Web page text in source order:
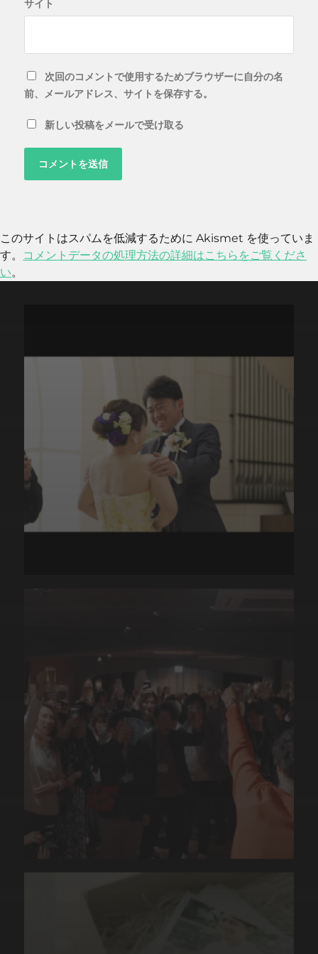
サイト
次回のコメントで使用するためブラウザーに自分の名
前、メールアドレス、サイトを保存する。
新しい投稿をメールで受け取る
このサイトはスパムを低減するために Akismet を使っていま
す。
コメントデータの処理方法の詳細はこちらをご覧くださ
い。